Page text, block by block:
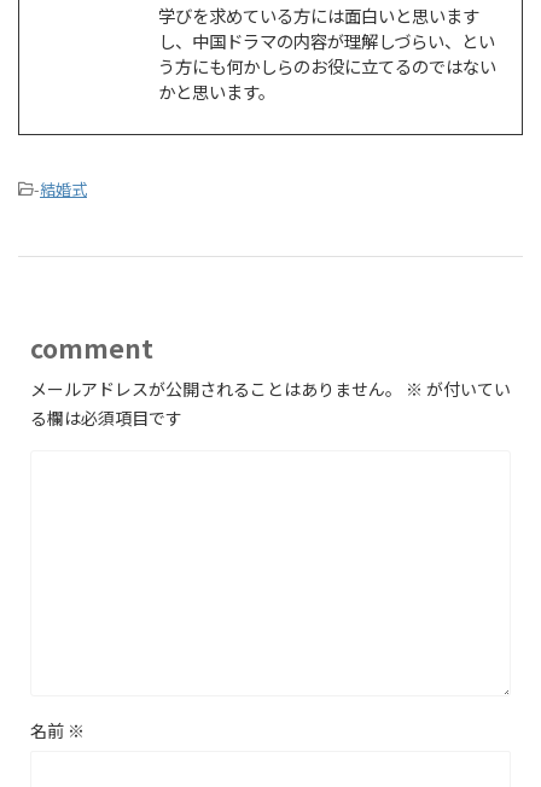
学びを求めている方には面白いと思います
し、中国ドラマの内容が理解しづらい、とい
う方にも何かしらのお役に立てるのではない
かと思います。
-結婚式
comment
メールアドレスが公開されることはありません。 ※ が付いてい
る欄は必須項目です
名前 ※